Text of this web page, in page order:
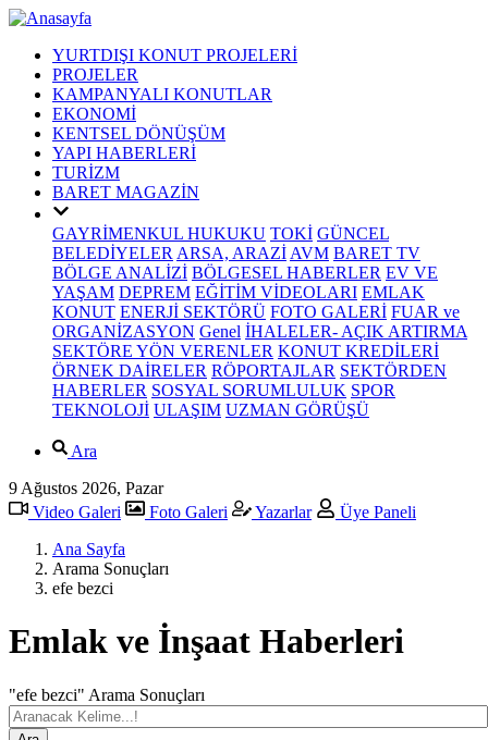
YURTDIŞI KONUT PROJELERİ
PROJELER
KAMPANYALI KONUTLAR
EKONOMİ
KENTSEL DÖNÜŞÜM
YAPI HABERLERİ
TURİZM
BARET MAGAZİN
GAYRİMENKUL HUKUKU TOKİ GÜNCEL
BELEDİYELER ARSA, ARAZİ AVM BARET TV
BÖLGE ANALİZİ BÖLGESEL HABERLER EV VE
YAŞAM DEPREM EĞİTİM VİDEOLARI EMLAK
KONUT ENERJİ SEKTÖRÜ FOTO GALERİ FUAR ve
ORGANİZASYON Genel İHALELER- AÇIK ARTIRMA
SEKTÖRE YÖN VERENLER KONUT KREDİLERİ
ÖRNEK DAİRELER RÖPORTAJLAR SEKTÖRDEN
HABERLER SOSYAL SORUMLULUK SPOR
TEKNOLOJİ ULAŞIM UZMAN GÖRÜŞÜ
Ara
9 Ağustos 2026, Pazar
Video Galeri
Foto Galeri Yazarlar
Üye Paneli
Ana Sayfa
Arama Sonuçları
efe bezci
Emlak ve İnşaat Haberleri
"efe bezci" Arama Sonuçları